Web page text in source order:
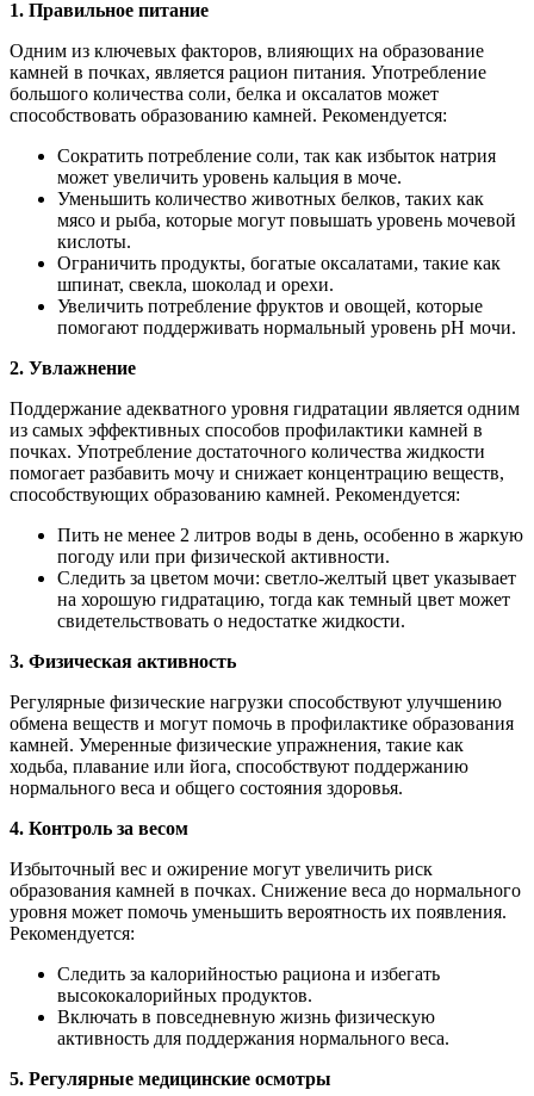
1. Правильное питание
Одним из ключевых факторов, влияющих на образование
камней в почках, является рацион питания. Употребление
большого количества соли, белка и оксалатов может
способствовать образованию камней. Рекомендуется:
Сократить потребление соли, так как избыток натрия
может увеличить уровень кальция в моче.
Уменьшить количество животных белков, таких как
мясо и рыба, которые могут повышать уровень мочевой
кислоты.
Ограничить продукты, богатые оксалатами, такие как
шпинат, свекла, шоколад и орехи.
Увеличить потребление фруктов и овощей, которые
помогают поддерживать нормальный уровень pH мочи.
2. Увлажнение
Поддержание адекватного уровня гидратации является одним
из самых эффективных способов профилактики камней в
почках. Употребление достаточного количества жидкости
помогает разбавить мочу и снижает концентрацию веществ,
способствующих образованию камней. Рекомендуется:
Пить не менее 2 литров воды в день, особенно в жаркую
погоду или при физической активности.
Следить за цветом мочи: светло-желтый цвет указывает
на хорошую гидратацию, тогда как темный цвет может
свидетельствовать о недостатке жидкости.
3. Физическая активность
Регулярные физические нагрузки способствуют улучшению
обмена веществ и могут помочь в профилактике образования
камней. Умеренные физические упражнения, такие как
ходьба, плавание или йога, способствуют поддержанию
нормального веса и общего состояния здоровья.
4. Контроль за весом
Избыточный вес и ожирение могут увеличить риск
образования камней в почках. Снижение веса до нормального
уровня может помочь уменьшить вероятность их появления.
Рекомендуется:
Следить за калорийностью рациона и избегать
высококалорийных продуктов.
Включать в повседневную жизнь физическую
активность для поддержания нормального веса.
5. Регулярные медицинские осмотры